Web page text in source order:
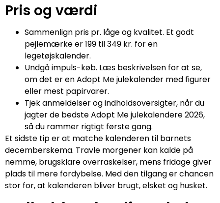
Pris og værdi
Sammenlign pris pr. låge og kvalitet. Et godt
pejlemærke er 199 til 349 kr. for en
legetøjskalender.
Undgå impuls-køb. Læs beskrivelsen for at se,
om det er en Adopt Me julekalender med figurer
eller mest papirvarer.
Tjek anmeldelser og indholdsoversigter, når du
jagter de bedste Adopt Me julekalendere 2026,
så du rammer rigtigt første gang.
Et sidste tip er at matche kalenderen til barnets
decemberskema. Travle morgener kan kalde på
nemme, brugsklare overraskelser, mens fridage giver
plads til mere fordybelse. Med den tilgang er chancen
stor for, at kalenderen bliver brugt, elsket og husket.